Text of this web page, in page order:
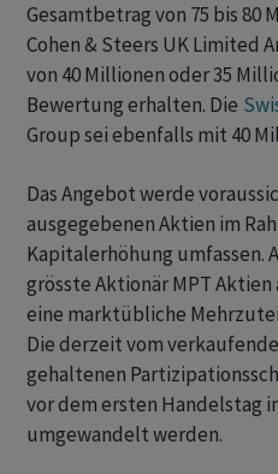
Gesamtbetrag von 75 bis 80
Cohen & Steers UK Limited
von 40 Millionen oder 35
Bewertung erhalten. Die
Group sei ebenfalls mit 40
Das Angebot werde
ausgegebenen Aktien im
Kapitalerhöhung umfassen.
grösste Aktionär MPT
eine marktübliche
Die derzeit vom
gehaltenen
vor dem ersten Handelstag
umgewandelt werden.